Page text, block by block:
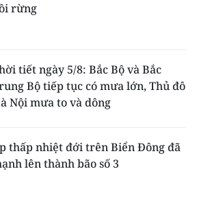
rừng
tiết ngày 5/8: Bắc Bộ và Bắc
Bộ tiếp tục có mưa lớn, Thủ đô
Nội mưa to và dông
thấp nhiệt đới trên Biển Đông đã
lên thành bão số 3